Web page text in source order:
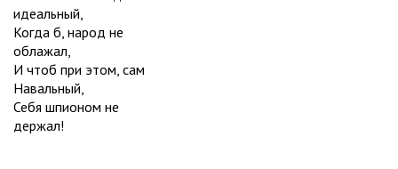
идеальный,
Когда б, народ не
облажал,
И чтоб при этом, сам
Навальный,
Себя шпионом не
держал!